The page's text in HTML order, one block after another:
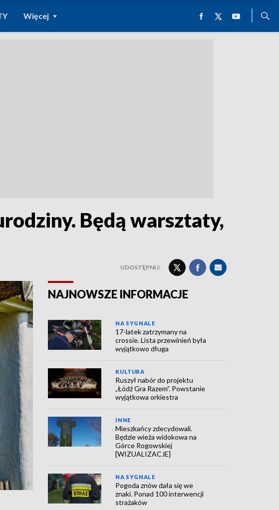
Więcej
Będą warsztaty,
UDOSTĘPNIJ:
NAJNOWSZE INFORMACJE
NA SYGNALE
17-latek zatrzymany na
crossie. Lista przewinień była
wyjątkowo długa
KULTURA
Ruszył nabór do projektu
„Łódź Gra Razem”. Powstanie
wyjątkowa orkiestra
INNE
Mieszkańcy zdecydowali.
Będzie wieża widokowa na
Górce Rogowskiej
[WIZUALIZACJE]
NA SYGNALE
Pogoda znów dała się we
znaki. Ponad 100 interwencji
strażaków